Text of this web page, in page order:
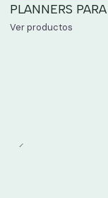
PLANNERS
Ver productos